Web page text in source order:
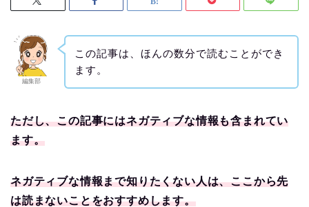
編集部
この記事は、ほんの数分で読むことができ
ます。
ただし、この記事にはネガティブな情報も含まれてい
ます。
ネガティブな情報まで知りたくない人は、ここから先
は読まないことをおすすめします。